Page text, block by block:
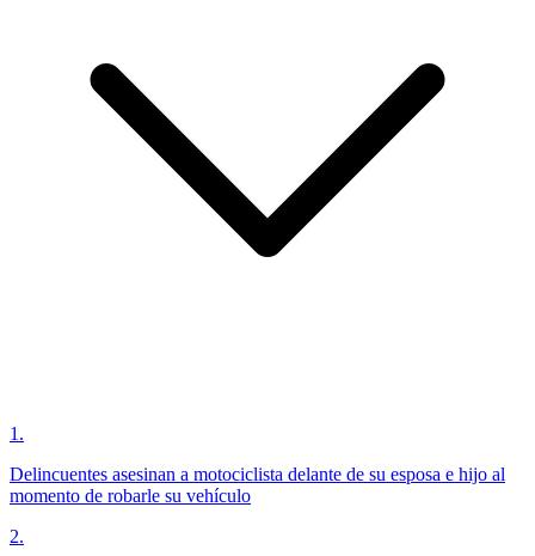
1 .
Delincuentes asesinan a motociclista delante de su esposa e hijo al
momento de robarle su vehículo
2.